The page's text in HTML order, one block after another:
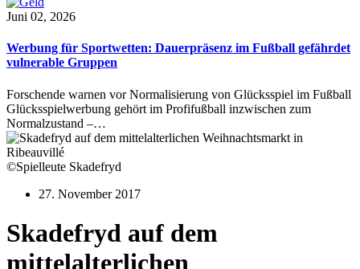
Juni 02, 2026
Werbung für Sportwetten: Dauerpräsenz im Fußball gefährdet
vulnerable Gruppen
Forschende warnen vor Normalisierung von Glücksspiel im Fußball
Glücksspielwerbung gehört im Profifußball inzwischen zum
Normalzustand –…
©Spielleute Skadefryd
27. November 2017
Skadefryd auf dem
mittelalterlichen